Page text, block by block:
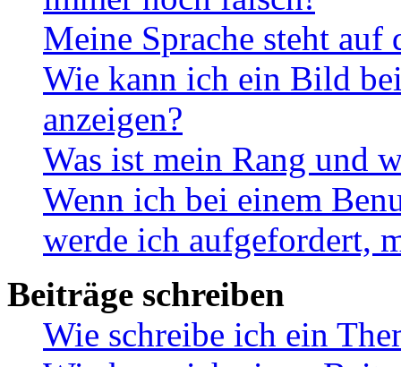
Meine Sprache steht
Wie kann ich ein Bild
anzeigen?
Was ist mein Rang und
Wenn ich bei einem
werde ich aufgefordert,
Beiträge schreiben
Wie schreibe ich ein